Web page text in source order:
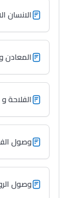
الانسان
المعادن
الفلاحة
وصول
وصول